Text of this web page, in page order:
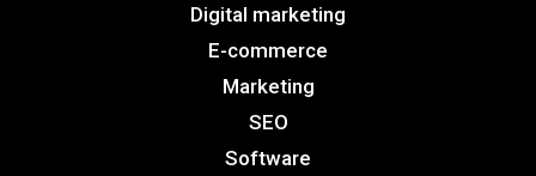
Digital marketing
E-commerce
Marketing
SEO
Software